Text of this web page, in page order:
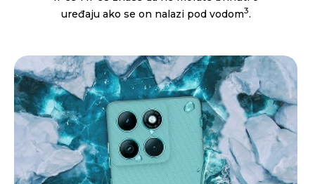
uređaju ako se on nalazi pod vodom3.